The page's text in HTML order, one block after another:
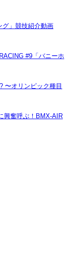
グ」競技紹介動画
#9「バニーホ
〜オリンピック種目
興奮呼ぶ！BMX-AIR